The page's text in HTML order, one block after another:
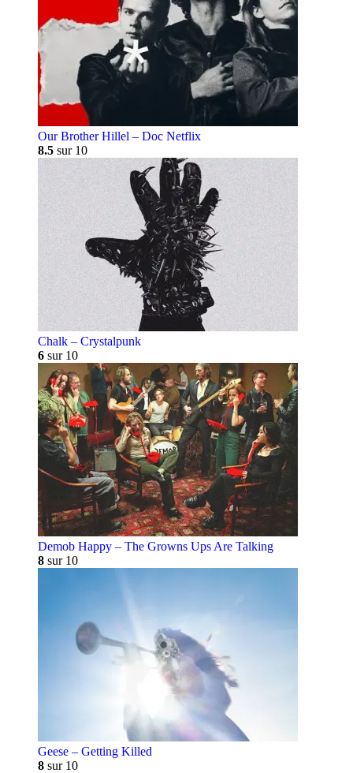
Our Brother Hillel – Doc Netflix
8.5 sur 10
Chalk – Crystalpunk
6 sur 10
Demob Happy – The Growns Ups Are Talking
8 sur 10
Geese – Getting Killed
8 sur 10